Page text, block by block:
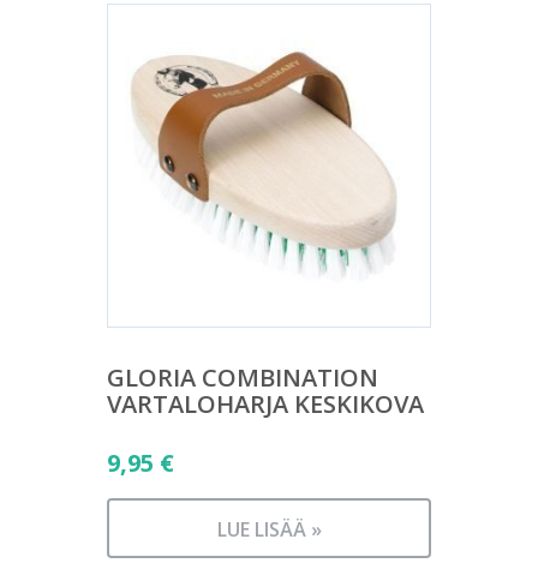
GLORIA COMBINATION
VARTALOHARJA KESKIKOVA
9,95 €
LUE LISÄÄ »